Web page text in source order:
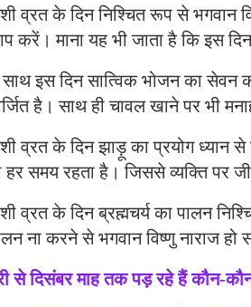
व्रत के दिन निश्चित रूप से भगवान
करें। माना यह भी जाता है कि इस
इस दिन सात्विक भोजन का सेवन
है। साथ ही चावल खाने पर भी
व्रत के दिन झाड़ू का प्रयोग ध्यान
हर समय रहता है। जिससे व्यक्ति पर
व्रत के दिन ब्रह्मचर्य का पालन
ना करने से भगवान विष्णु नाराज हो
से दिसंबर माह तक पड़ रहे हैं कौन-